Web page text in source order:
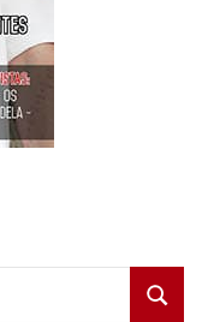
Buscar